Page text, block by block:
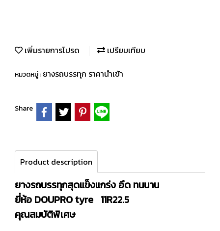
เพิ่มรายการโปรด เปรียบเทียบ
หมวดหมู่ :ยางรถบรรทุก ราคานำเข้า
Share
Product description
ยางรถบรรทุกสุดแข็งแกร่ง อึด ทนนาน
ยี่ห้อ DOUPRO tyre 11R22.5
คุณสมบัติพิเศษ